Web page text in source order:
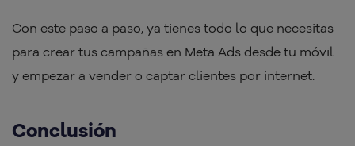
Con este paso a paso, ya tienes todo lo que necesitas
para crear tus campañas en Meta Ads desde tu móvil
y empezar a vender o captar clientes por internet.
Conclusión